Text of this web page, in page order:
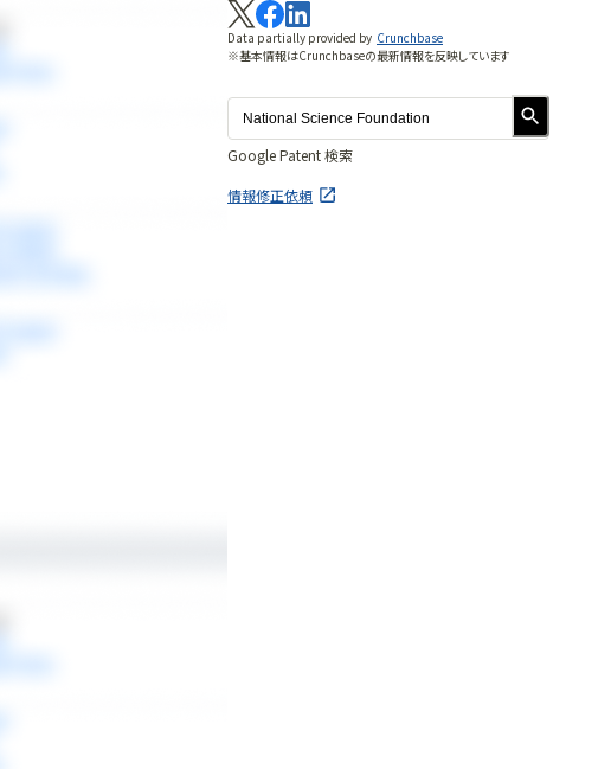
Data partially provided by Crunchbase
※基本情報はCrunchbaseの最新情報を反映しています
Google Patent 検索
情報修正依頼